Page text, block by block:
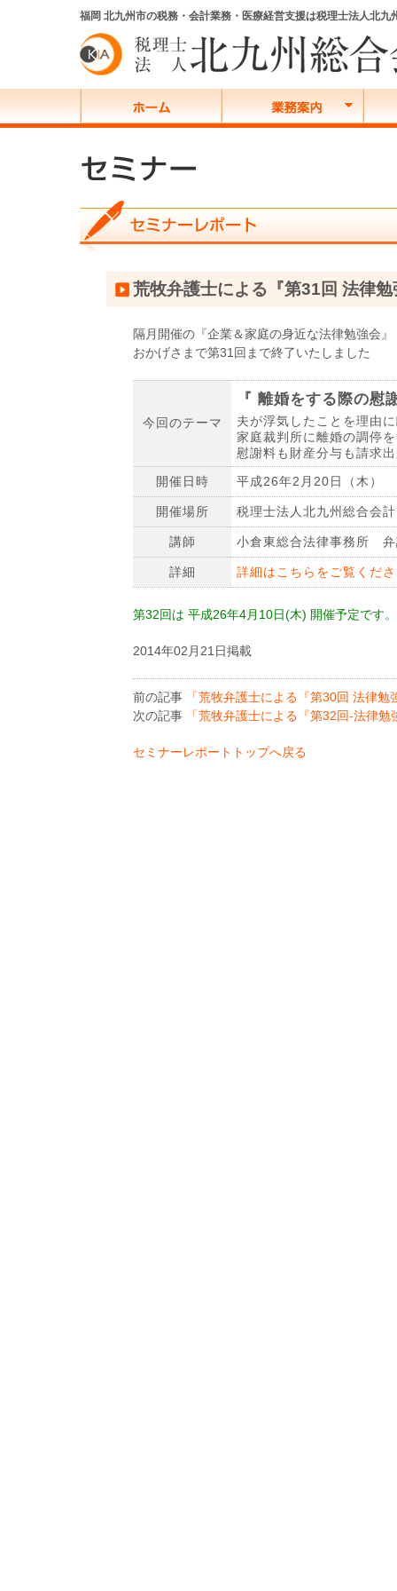
福岡 北九州市の税務・会計業務・医療経営支援は税理士法人北九
荒牧弁護士による『第31回 法律
隔月開催の『企業＆家庭の身近な法律勉強会』
おかげさまで第31回まで終了いたしました
今回のテーマ
『 離婚をする際の慰
夫が浮気したことを理由
家庭裁判所に離婚の調停
慰謝料も財産分与も請
開催日時
平成26年2月20日（木）
開催場所 税理士法人北九州総合会
講師 小倉東総合法律事務
詳細 詳細はこちらをご覧くだ
第32回は 平成26年4月10日(木) 開催予定です
2014年02月21日掲載
前の記事
「荒牧弁護士による『第30回 法律勉
次の記事
「荒牧弁護士による『第32回-法律勉
セミナーレポートトップへ戻る